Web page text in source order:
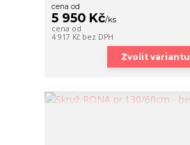
cena od
5 950 Kč/ks
cena od
4 917 Kč bez DPH
Zvolit variantu